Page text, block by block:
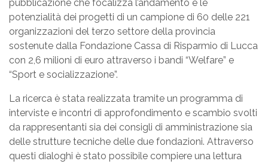
pubblicazione che focalizza l’andamento e le
potenzialità dei progetti di un campione di 60 delle 221
organizzazioni del terzo settore della provincia
sostenute dalla Fondazione Cassa di Risparmio di Lucca
con 2,6 milioni di euro attraverso i bandi “Welfare” e
“Sport e socializzazione”.
La ricerca è stata realizzata tramite un programma di
interviste e incontri di approfondimento e scambio svolti
da rappresentanti sia dei consigli di amministrazione sia
delle strutture tecniche delle due fondazioni. Attraverso
questi dialoghi è stato possibile compiere una lettura